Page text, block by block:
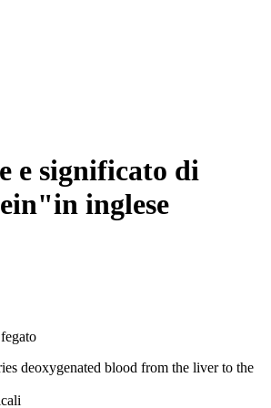
e significato di
inglese
deoxygenated blood from the liver to the